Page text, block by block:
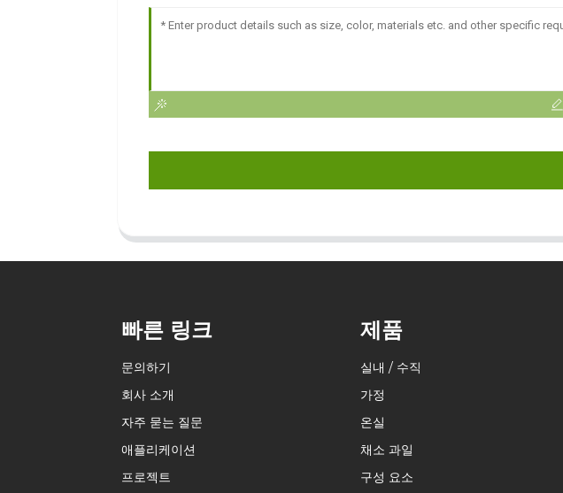
빠른 링크
문의하기
회사 소개
자주 묻는 질문
애플리케이션
프로젝트
제품
실내 / 수직
가정
온실
채소 과일
구성 요소